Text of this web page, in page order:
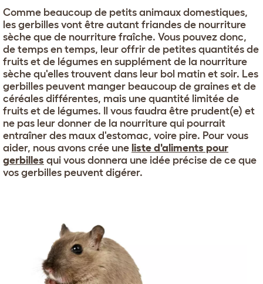
Comme beaucoup de petits animaux domestiques,
les gerbilles vont être autant friandes de nourriture
sèche que de nourriture fraîche. Vous pouvez donc,
de temps en temps, leur offrir de petites quantités de
fruits et de légumes en supplément de la nourriture
sèche qu'elles trouvent dans leur bol matin et soir. Les
gerbilles peuvent manger beaucoup de graines et de
céréales différentes, mais une quantité limitée de
fruits et de légumes. Il vous faudra être prudent(e) et
ne pas leur donner de la nourriture qui pourrait
entraîner des maux d'estomac, voire pire. Pour vous
aider, nous avons crée une liste d'aliments pour
gerbilles qui vous donnera une idée précise de ce que
vos gerbilles peuvent digérer.